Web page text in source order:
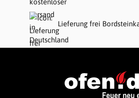
Lieferung frei